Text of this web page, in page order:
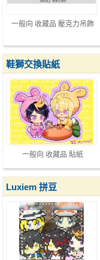
一般向 收藏品 壓克力吊飾
一般向 收藏品 貼紙
鞋獅交換貼紙
Luxiem 拼豆